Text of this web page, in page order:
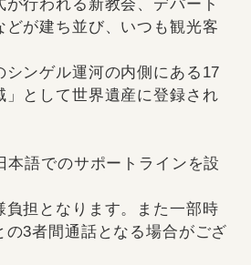
行われる新教会、デパート
どが建ち並び、いつも観光客
シンゲル運河の内側にある17
」として世界遺産に登録され
語でのサポートラインを設
負担となります。また一部時
の3者間通話となる場合がござ